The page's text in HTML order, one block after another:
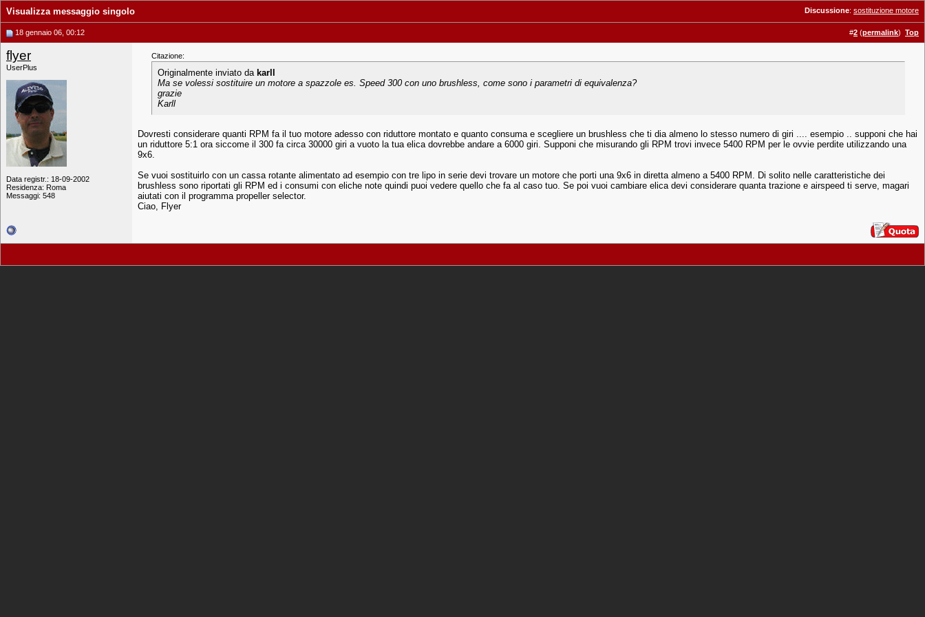
Discussione: sostituzione motore
Visualizza messaggio singolo
18 gennaio 06, 00:12 #2 (permalink) Top
flyer
UserPlus
Data registr.: 18-09-2002
Residenza: Roma
Messaggi: 548
Citazione:
Originalmente inviato da karll
Ma se volessi sostituire un motore a spazzole es. Speed 300 con uno brushless, come sono i parametri di equivalenza?
grazie
Karll
Dovresti considerare quanti RPM fa il tuo motore adesso con riduttore montato e quanto consuma e scegliere un brushless che ti dia almeno lo stesso numero di giri .... esempio .. supponi che hai
un riduttore 5:1 ora siccome il 300 fa circa 30000 giri a vuoto la tua elica dovrebbe andare a 6000 giri. Supponi che misurando gli RPM trovi invece 5400 RPM per le ovvie perdite utilizzando una
9x6.
Se vuoi sostituirlo con un cassa rotante alimentato ad esempio con tre lipo in serie devi trovare un motore che porti una 9x6 in diretta almeno a 5400 RPM. Di solito nelle caratteristiche dei
brushless sono riportati gli RPM ed i consumi con eliche note quindi puoi vedere quello che fa al caso tuo. Se poi vuoi cambiare elica devi considerare quanta trazione e airspeed ti serve, magari
aiutati con il programma propeller selector.
Ciao, Flyer